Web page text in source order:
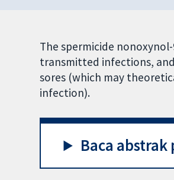
The spermicide
transmitted infections,
sores (which may
infection).
Baca abstrak